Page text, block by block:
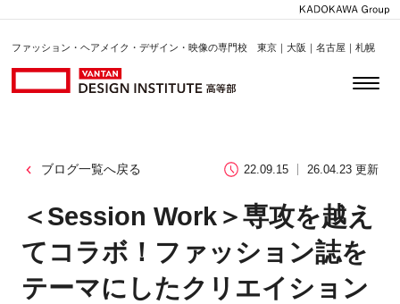
ファッション・ヘアメイク・デザイン・映像の専門校 東京｜大阪｜名古屋｜札幌
ブログ一覧へ戻る 22.09.15 26.04.23 更新
＜Session Work＞専攻を越え
てコラボ！ファッション誌を
テーマにしたクリエイション